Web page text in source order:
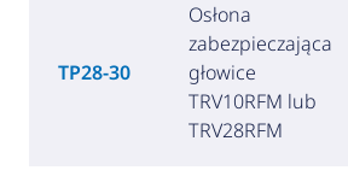
TP28-30
Osłona
zabezpieczająca
głowice
TRV10RFM lub
TRV28RFM